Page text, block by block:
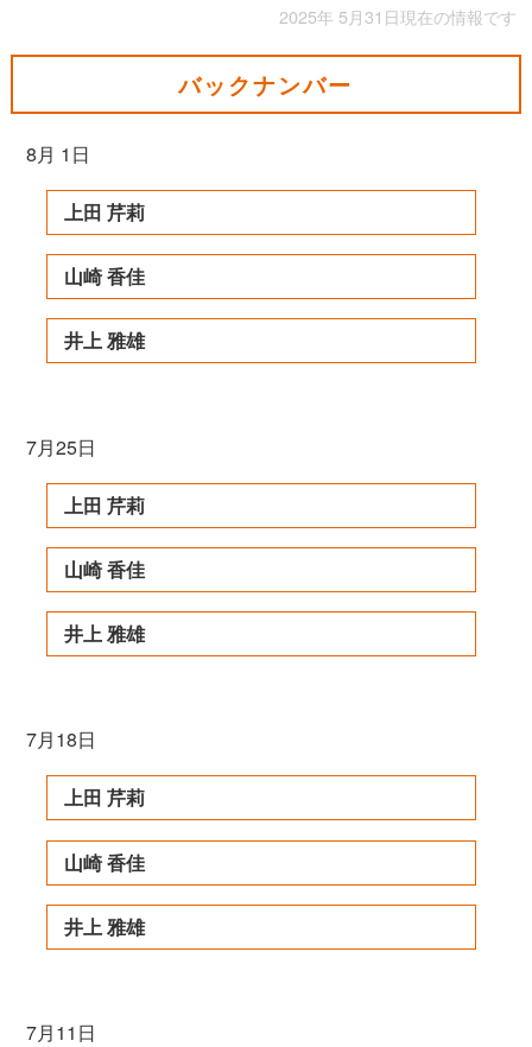
2025年 5月31日現在の情報です
バックナンバー
8月 1日
上田 芹莉
山崎 香佳
井上 雅雄
7月25日
上田 芹莉
山崎 香佳
井上 雅雄
7月18日
上田 芹莉
山崎 香佳
井上 雅雄
7月11日